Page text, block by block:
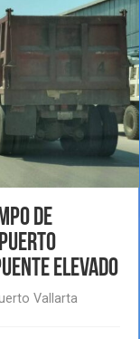
de
elevado
Vallarta